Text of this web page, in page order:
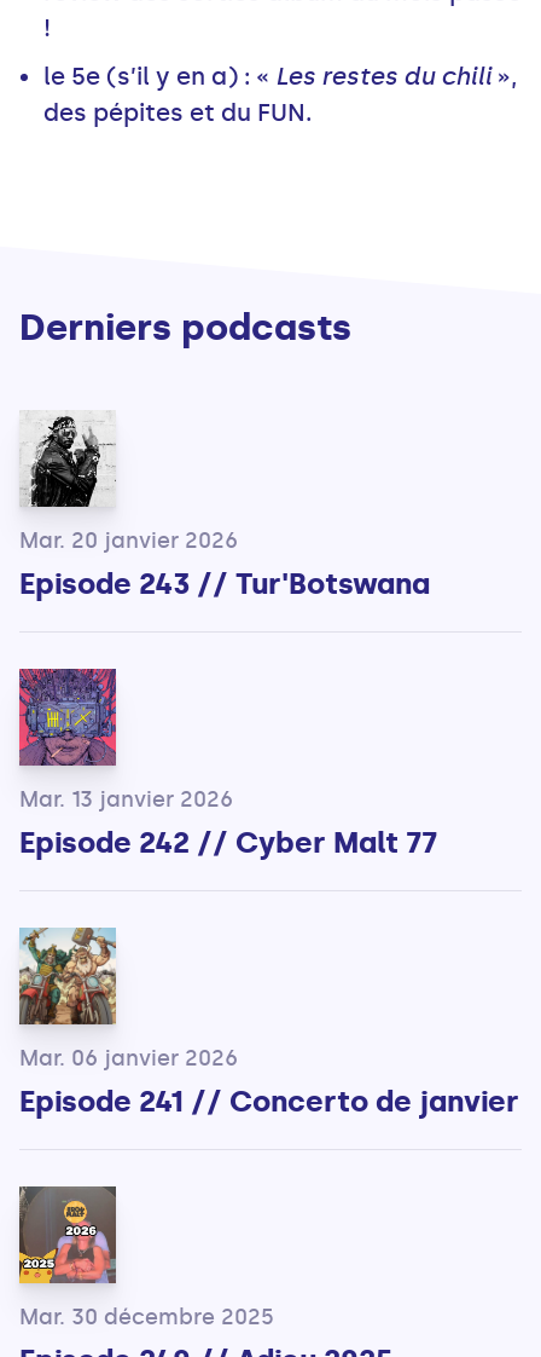
!
le 5e (s’il y en a) : « Les restes du chili»,
des pépites et du FUN.
Derniers podcasts
Mar. 20 janvier 2026
Episode 243 // Tur'Botswana
Mar. 13 janvier 2026
Episode 242 // Cyber Malt 77
Mar. 06 janvier 2026
Episode 241 // Concerto de janvier
Mar. 30 décembre 2025